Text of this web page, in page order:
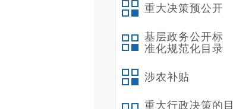
重大决策预公开
基层政务公开标
准化规范化目录
涉农补贴
重大行政决策的目